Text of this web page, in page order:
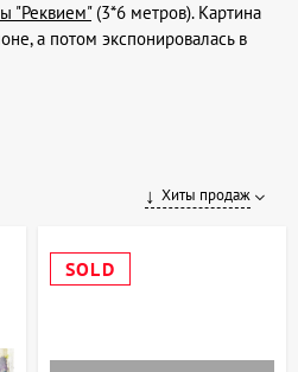
"Реквием"(3*6 метров). Картина
а потом экспонировалась в
Хиты продаж
SOLD